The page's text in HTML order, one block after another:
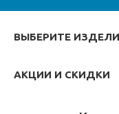
ВЫБЕРИТЕ
АКЦИИ И СКИДКИ